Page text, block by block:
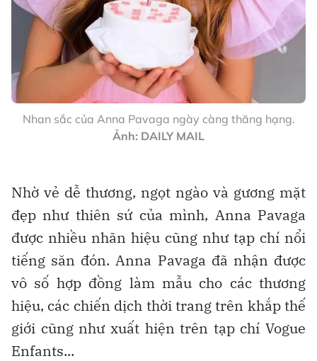
Nhan sắc của Anna Pavaga ngày càng thăng hạng.
Ảnh: DAILY MAIL
Nhờ vẻ dễ thương, ngọt ngào và gương mặt
đẹp như thiên sứ của mình, Anna Pavaga
được nhiều nhãn hiệu cũng như tạp chí nổi
tiếng săn đón. Anna Pavaga đã nhận được
vô số hợp đồng làm mẫu cho các thương
hiệu, các chiến dịch thời trang trên khắp thế
giới cũng như xuất hiện trên tạp chí Vogue
Enfants...